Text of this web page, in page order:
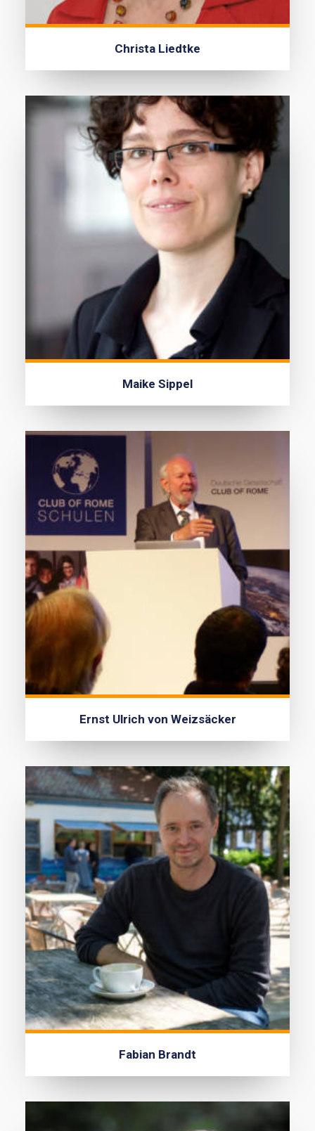
Christa Liedtke
Maike Sippel
Ernst Ulrich von Weizsäcker
Fabian Brandt